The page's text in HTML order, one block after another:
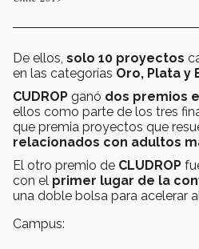
De ellos, solo 10 proyectos
en las categorías Oro, Plata y
CUDROP ganó dos premios
ellos como parte de los tres
que premia proyectos que
relacionados con adultos
El otro premio de CLUDROP
con el primer lugar de la
una doble bolsa para acelerar
Campus: